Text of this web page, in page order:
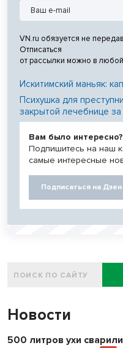
VN.ru обязуется не
Отписаться
от рассылки можно в
Искитимский маньяк:
Психушка для
закрытой лечебнице
Вам было интересно?
Подпишитесь на наш
самые интересные
Подписаться на Дзен
Новости
500 литров ухи